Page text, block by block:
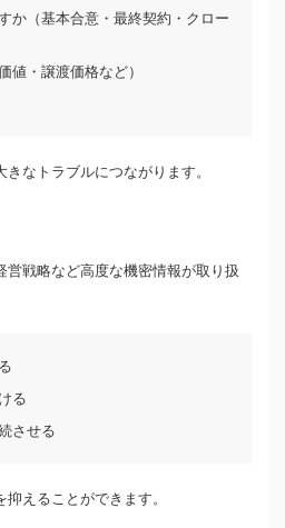
か（基本合意・最終契約・クロー
値・譲渡価格など）
なトラブルにつながります。
営戦略など高度な機密情報が取り扱
る
させる
えることができます。